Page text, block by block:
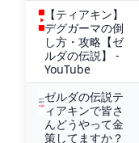
【ティアキン】
デグガーマの倒
し方・攻略【ゼ
ルダの伝説】 -
YouTube
ゼルダの伝説テ
ィアキンで皆さ
んどうやって金
策してますか？